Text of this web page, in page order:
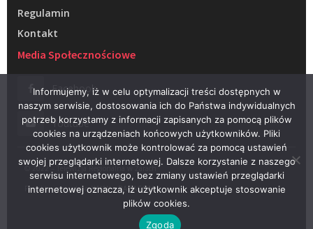
Regulamin
Kontakt
Media Społecznościowe
Facebook
Youtube
© 2022 – Telewizja Regionalna w Żarach
Projektowanie stron WWW –RAGACOM
Informujemy, iż w celu optymalizacji treści dostępnych w
naszym serwisie, dostosowania ich do Państwa indywidualnych
potrzeb korzystamy z informacji zapisanych za pomocą plików
cookies na urządzeniach końcowych użytkowników. Pliki
cookies użytkownik może kontrolować za pomocą ustawień
swojej przeglądarki internetowej. Dalsze korzystanie z naszego
serwisu internetowego, bez zmiany ustawień przeglądarki
internetowej oznacza, iż użytkownik akceptuje stosowanie
plików cookies.
Zgoda